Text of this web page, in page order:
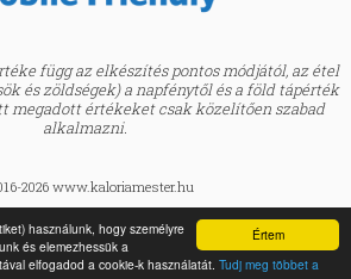
Értem
használunk, hogy személyre
és elemezhessük a
elfogadod a cookie-k használatát. Tudj meg többet a
függ az elkészítés pontos módjától, az étel
és zöldségek) a napfénytől és a föld tápérték
megadott értékeket csak közelítően szabad
alkalmazni.
2026 www.kaloriamester.hu
BMI kalkulátor »